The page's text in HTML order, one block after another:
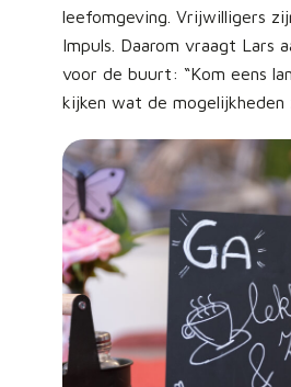
leefomgeving. Vrijwilligers
Impuls. Daarom vraagt Lars
voor de buurt: “Kom eens
kijken wat de mogelijkheden